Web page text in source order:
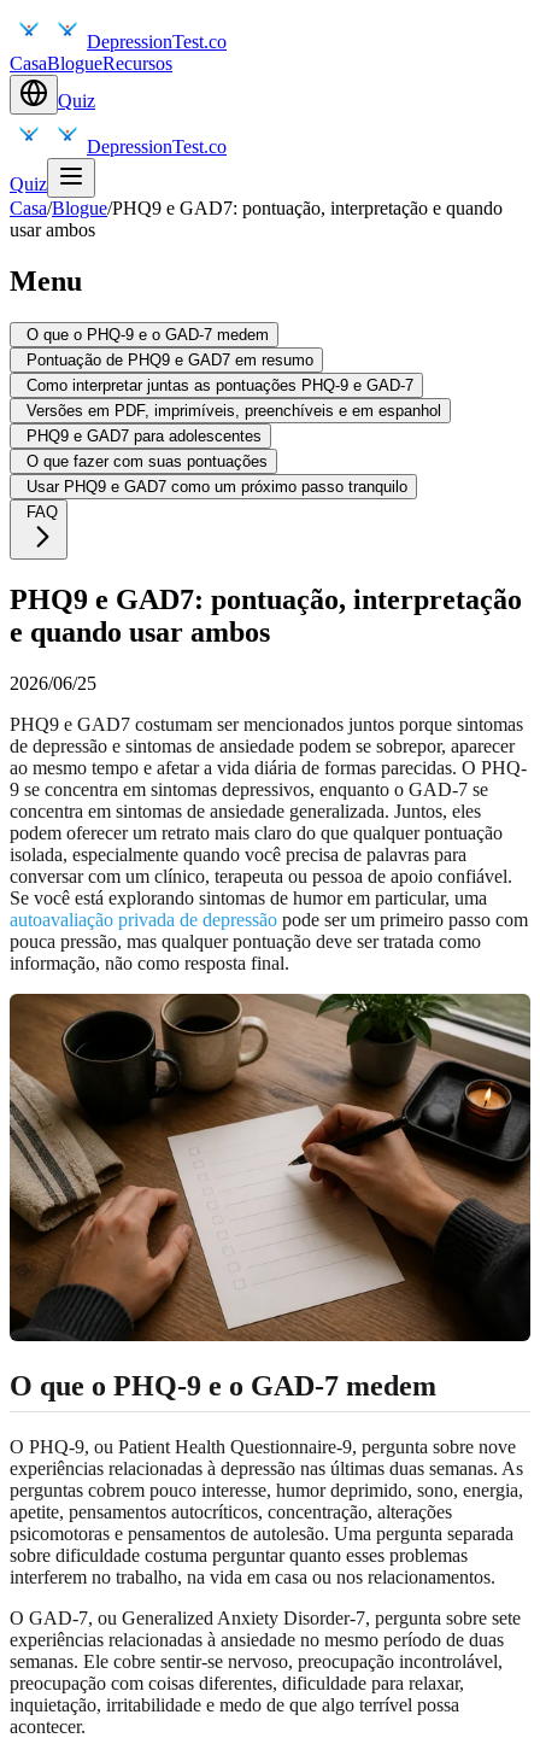
DepressionTest.co
CasaBlogueRecursos
Quiz
DepressionTest.co
Quiz
Casa/Blogue/PHQ9 e GAD7: pontuação, interpretação e quando
usar ambos
Menu
O que o PHQ-9 e o GAD-7 medem
Pontuação de PHQ9 e GAD7 em resumo
Como interpretar juntas as pontuações PHQ-9 e GAD-7
Versões em PDF, imprimíveis, preenchíveis e em espanhol
PHQ9 e GAD7 para adolescentes
O que fazer com suas pontuações
Usar PHQ9 e GAD7 como um próximo passo tranquilo
FAQ
PHQ9 e GAD7: pontuação, interpretação
e quando usar ambos
2026/06/25
PHQ9 e GAD7 costumam ser mencionados juntos porque sintomas
de depressão e sintomas de ansiedade podem se sobrepor, aparecer
ao mesmo tempo e afetar a vida diária de formas parecidas. O PHQ-
9 se concentra em sintomas depressivos, enquanto o GAD-7 se
concentra em sintomas de ansiedade generalizada. Juntos, eles
podem oferecer um retrato mais claro do que qualquer pontuação
isolada, especialmente quando você precisa de palavras para
conversar com um clínico, terapeuta ou pessoa de apoio confiável.
Se você está explorando sintomas de humor em particular, uma
autoavaliação privada de depressão pode ser um primeiro passo com
pouca pressão, mas qualquer pontuação deve ser tratada como
informação, não como resposta final.
O que o PHQ-9 e o GAD-7 medem
O PHQ-9, ou Patient Health Questionnaire-9, pergunta sobre nove
experiências relacionadas à depressão nas últimas duas semanas. As
perguntas cobrem pouco interesse, humor deprimido, sono, energia,
apetite, pensamentos autocríticos, concentração, alterações
psicomotoras e pensamentos de autolesão. Uma pergunta separada
sobre dificuldade costuma perguntar quanto esses problemas
interferem no trabalho, na vida em casa ou nos relacionamentos.
O GAD-7, ou Generalized Anxiety Disorder-7, pergunta sobre sete
experiências relacionadas à ansiedade no mesmo período de duas
semanas. Ele cobre sentir-se nervoso, preocupação incontrolável,
preocupação com coisas diferentes, dificuldade para relaxar,
inquietação, irritabilidade e medo de que algo terrível possa
acontecer.